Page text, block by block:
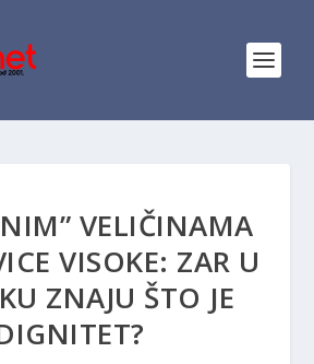
VELIČINAMA
VISOKE: ZAR U
ZNAJU ŠTO JE